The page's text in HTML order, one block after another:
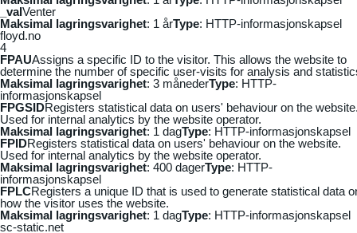
_vaIVenter
Maksimal lagringsvarighet: 1 årType: HTTP-informasjonskapsel
floyd.no
4
FPAUAssigns a specific ID to the visitor. This allows the website to
determine the number of specific user-visits for analysis and
Maksimal lagringsvarighet: 3 månederType: HTTP-
informasjonskapsel
FPGSIDRegisters statistical data on users' behaviour on the
Used for internal analytics by the website operator.
Maksimal lagringsvarighet: 1 dagType: HTTP-informasjonskapsel
FPIDRegisters statistical data on users' behaviour on the website.
Used for internal analytics by the website operator.
Maksimal lagringsvarighet: 400 dagerType: HTTP-
informasjonskapsel
FPLCRegisters a unique ID that is used to generate statistical data
how the visitor uses the website.
Maksimal lagringsvarighet: 1 dagType: HTTP-informasjonskapsel
sc-static.net